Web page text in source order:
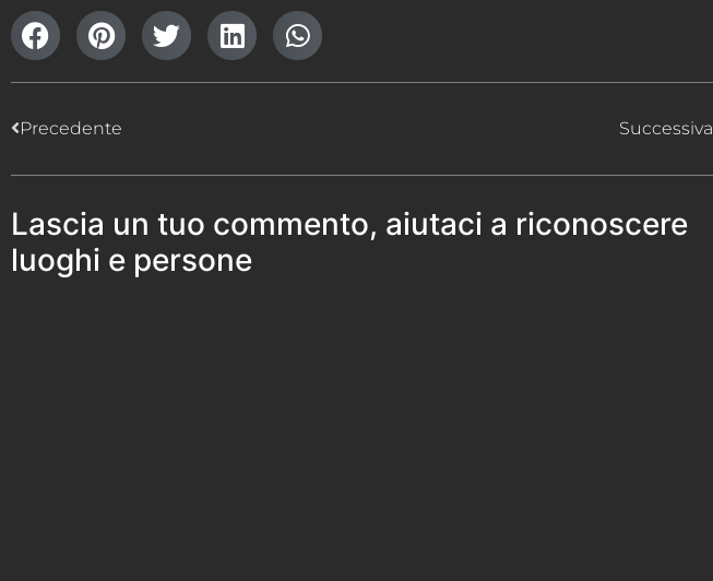
Precedente Successiva
Lascia un tuo commento, aiutaci a riconoscere
luoghi e persone